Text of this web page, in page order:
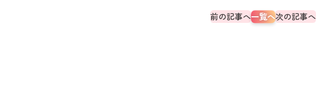
前の記事へ一覧へ次の記事へ